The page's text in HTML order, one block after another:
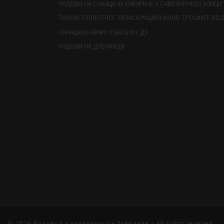
РАДОВИ НА САНАЦИЈИ ХАВАРИЈЕ У САВЕЗНИЧКОЈ УЛИЦИ
ТОКОМ ТОПЛОТНОГ ТАЛАСА РАЦИОНАЛНО ТРОШИТЕ
САНАЦИЈА КВАРА У НАСЕЉУ Д3
РАДОВИ НА ДУВАНИЦИ